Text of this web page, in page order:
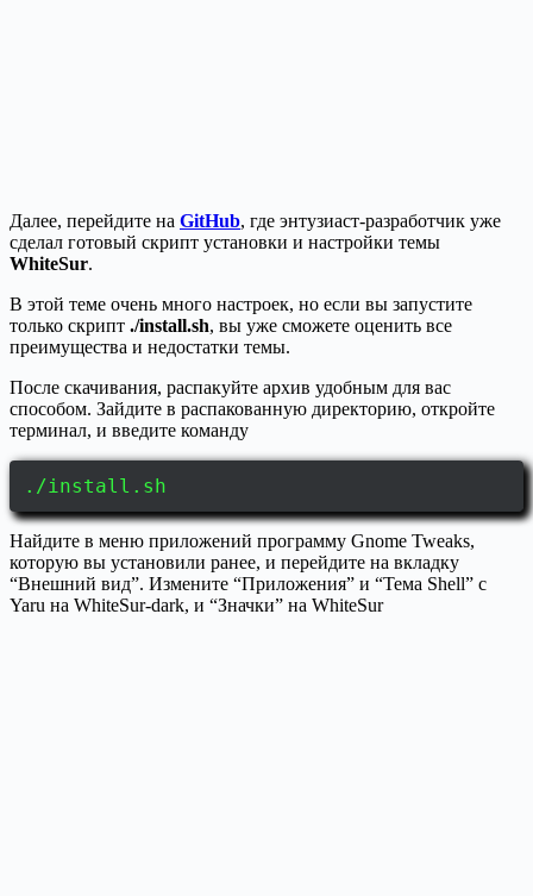
Далее, перейдите на GitHub, где энтузиаст-разработчик уже
сделал готовый скрипт установки и настройки темы
WhiteSur.
В этой теме очень много настроек, но если вы запустите
только скрипт ./install.sh, вы уже сможете оценить все
преимущества и недостатки темы.
После скачивания, распакуйте архив удобным для вас
способом. Зайдите в распакованную директорию, откройте
терминал, и введите команду
./install.sh
Найдите в меню приложений программу Gnome Tweaks,
которую вы установили ранее, и перейдите на вкладку
“Внешний вид”. Измените “Приложения” и “Тема Shell” с
Yaru на WhiteSur-dark, и “Значки” на WhiteSur